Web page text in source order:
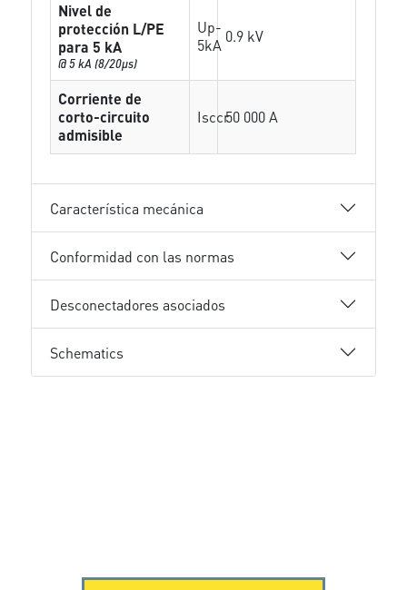
Nivel de
protección L/PE
para 5 kA
@ 5 kA (8/20µs)
Up-
5kA 0.9 kV
Corriente de
corto-circuito
admisible
Isccr50 000 A
Característica mecánica
Conformidad con las normas
Desconectadores asociados
Schematics